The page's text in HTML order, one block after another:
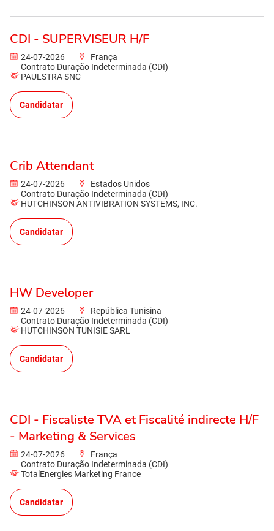
CDI - SUPERVISEUR H/F
24-07-2026
França
Contrato Duração Indeterminada (CDI)
PAULSTRA SNC
Candidatar
Crib Attendant
24-07-2026
Estados Unidos
Contrato Duração Indeterminada (CDI)
HUTCHINSON ANTIVIBRATION SYSTEMS, INC.
Candidatar
HW Developer
24-07-2026
República Tunisina
Contrato Duração Indeterminada (CDI)
HUTCHINSON TUNISIE SARL
Candidatar
CDI - Fiscaliste TVA et Fiscalité indirecte H/F
- Marketing & Services
24-07-2026
França
Contrato Duração Indeterminada (CDI)
TotalEnergies Marketing France
Candidatar